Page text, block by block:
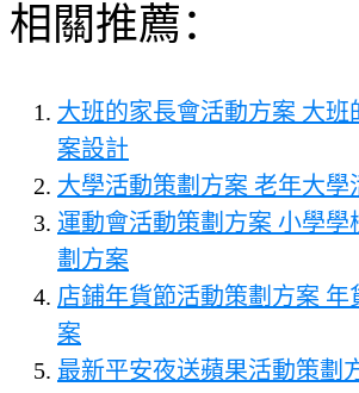
相關推薦：
大班的家長會活動方案 大班
案設計
大學活動策劃方案 老年大學
運動會活動策劃方案 小學學
劃方案
店鋪年貨節活動策劃方案 年
案
最新平安夜送蘋果活動策劃